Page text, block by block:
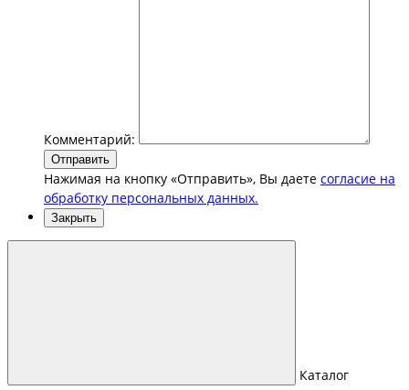
Комментарий:
Отправить
Нажимая на кнопку «Отправить», Вы даете согласие на
обработку персональных данных.
Закрыть
Каталог